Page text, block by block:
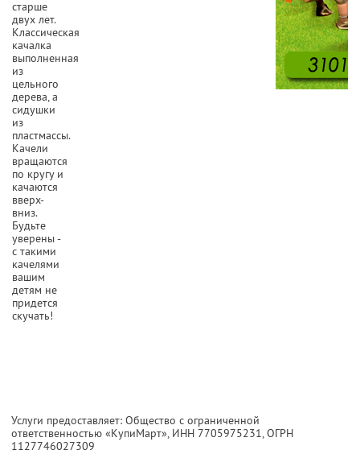
старше
двух лет.
Классическая
качалка
выполненная
из
цельного
дерева, а
сидушки
из
пластмассы.
Качели
вращаются
по кругу и
качаются
вверх-
вниз.
Будьте
уверены -
с такими
качелями
вашим
детям не
придется
скучать!
Услуги предоставляет: Общество с ограниченной
ответственностью «КупиМарт», ИНН 7705975231, ОГРН
1127746027309